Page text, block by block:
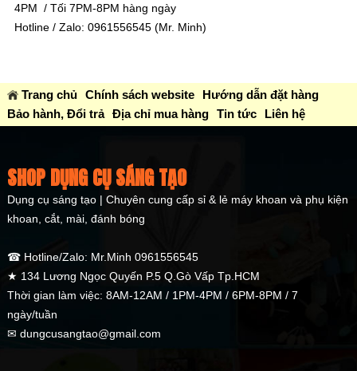
4PM / Tối 7PM-8PM hàng ngày
Hotline / Zalo: 0961556545 (Mr. Minh)
Trang chủ Chính sách website
Hướng dẫn đặt hàng
Bảo hành, Đổi trả Địa chỉ mua hàng Tin tức Liên hệ
SHOP DỤNG CỤ SÁNG TẠO
Dụng cụ sáng tạo | Chuyên cung cấp sỉ & lẻ máy khoan và phụ kiện
khoan, cắt, mài, đánh bóng
☎ Hotline/Zalo: Mr.Minh 0961556545
★ 134 Lương Ngọc Quyến P.5 Q.Gò Vấp Tp.HCM
Thời gian làm việc: 8AM-12AM / 1PM-4PM / 6PM-8PM / 7
ngày/tuần
✉ dungcusangtao@gmail.com